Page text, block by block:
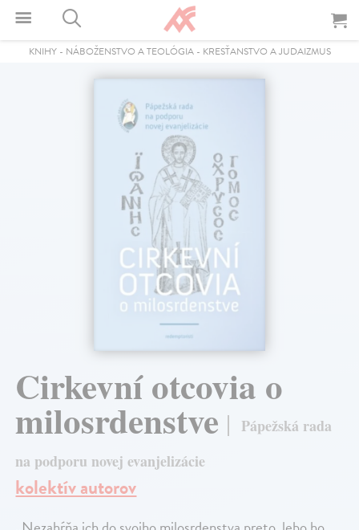
KNIHY- NÁBOŽENSTVO A TEOLÓGIA- KRESŤANSTVO A JUDAIZMUS
Cirkevní otcovia o
milosrdenstve
Pápežská rada
na podporu novej evanjelizácie
kolektív autorov